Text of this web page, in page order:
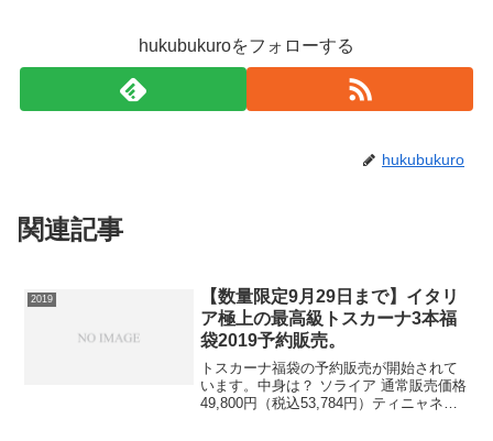
hukubukuroをフォローする
hukubukuro
関連記事
2019
【数量限定9月29日まで】イタリ
ア極上の最高級トスカーナ3本福
袋2019予約販売。
トスカーナ福袋の予約販売が開始されて
います。中身は？ ソライア 通常販売価格
49,800円（税込53,784円）ティニャネロ